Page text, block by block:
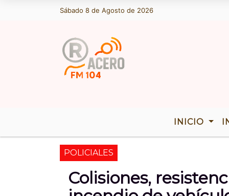
Sábado 8 de Agosto de 2026
Hoy es Sábado 8 de Agosto de 2026 y
INICIO
POLICIALES
Colisiones,